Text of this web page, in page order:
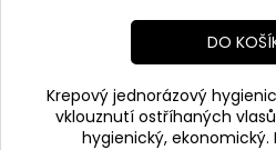
DO
Krepový jednorázový
vklouznutí ostříhaných
hygienický, ekonomický.